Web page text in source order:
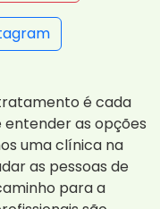
é cada
as opções
uma clínica na
as pessoas de
para a